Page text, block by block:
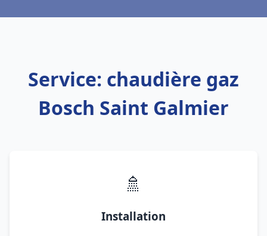
Service: chaudière gaz
Bosch Saint Galmier
🚿
Installation